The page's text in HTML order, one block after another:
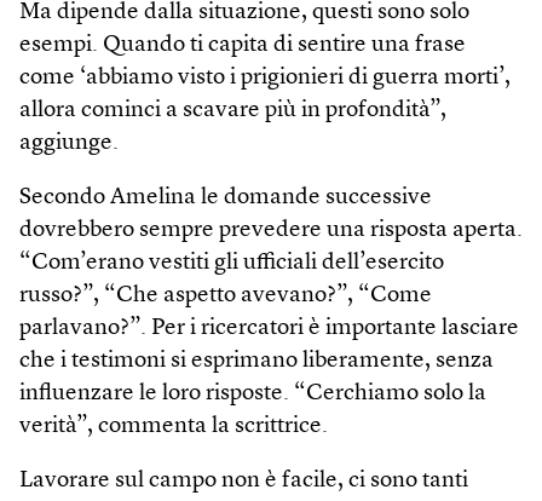
Ma dipende dalla situazione, questi sono solo
esempi. Quando ti capita di sentire una frase
come ‘abbiamo visto i prigionieri di guerra morti’,
allora cominci a scavare più in profondità”,
aggiunge.
Secondo Amelina le domande successive
dovrebbero sempre prevedere una risposta aperta.
“Com’erano vestiti gli ufficiali dell’esercito
russo?”, “Che aspetto avevano?”, “Come
parlavano?”. Per i ricercatori è importante lasciare
che i testimoni si esprimano liberamente, senza
influenzare le loro risposte. “Cerchiamo solo la
verità”, commenta la scrittrice.
Lavorare sul campo non è facile, ci sono tanti